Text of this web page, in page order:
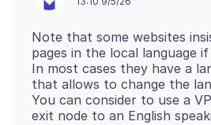
Note that some websites
pages in the local language
In most cases they have a
that allows to change the
You can consider to use a
exit node to an English